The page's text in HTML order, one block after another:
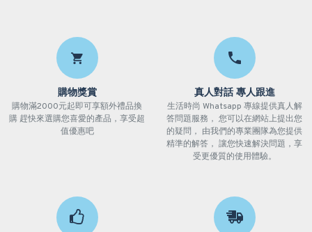
購物獎賞
購物滿2000元起即可享額外禮品換
購 趕快來選購您喜愛的產品，享受超
值優惠吧
真人對話 專人跟進
生活時尚 Whatsapp 專線提供真人解
答問題服務， 您可以在網站上提出您
的疑問， 由我們的專業團隊為您提供
精準的解答， 讓您快速解決問題，享
受更優質的使用體驗。